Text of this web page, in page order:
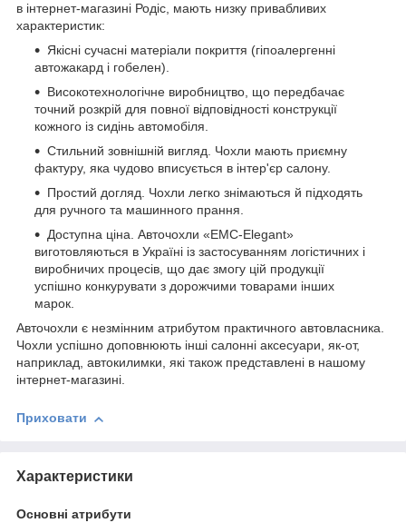
в інтернет-магазині Родіс, мають низку привабливих
характеристик:
Якісні сучасні матеріали покриття (гіпоалергенні
автожакард і гобелен).
Високотехнологічне виробництво, що передбачає
точний розкрій для повної відповідності конструкції
кожного із сидінь автомобіля.
Стильний зовнішній вигляд. Чохли мають приємну
фактуру, яка чудово вписується в інтер'єр салону.
Простий догляд. Чохли легко знімаються й підходять
для ручного та машинного прання.
Доступна ціна. Авточохли «EMC-Elegant»
виготовляються в Україні із застосуванням логістичних і
виробничих процесів, що дає змогу цій продукції
успішно конкурувати з дорожчими товарами інших
марок.
Авточохли є незмінним атрибутом практичного автовласника.
Чохли успішно доповнюють інші салонні аксесуари, як-от,
наприклад, автокилимки, які також представлені в нашому
інтернет-магазині.
Приховати
Характеристики
Основні атрибути